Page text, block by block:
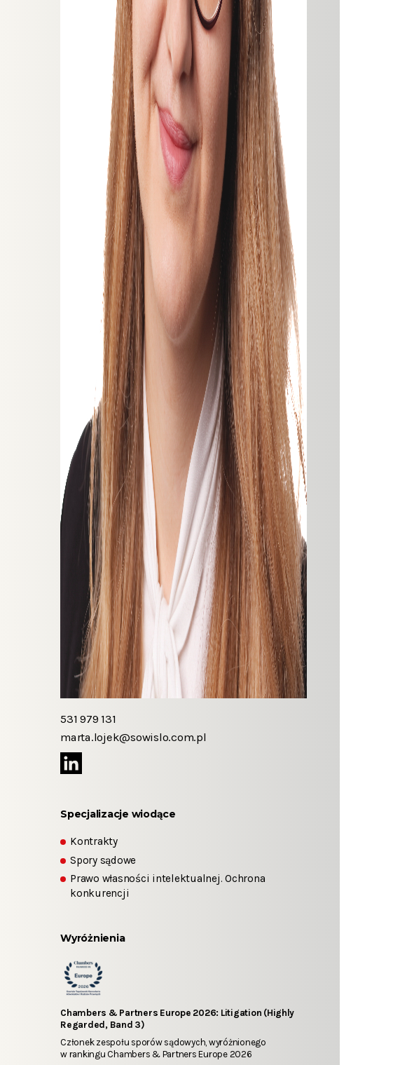
531 979 131
marta.lojek@sowislo.com.pl
Specjalizacje wiodące
Kontrakty
Spory sądowe
Prawo własności intelektualnej. Ochrona
konkurencji
Wyróżnienia
Chambers & Partners Europe 2026: Litigation (Highly
Regarded, Band 3)
Członek zespołu sporów sądowych, wyróżnionego
w rankingu Chambers & Partners Europe 2026